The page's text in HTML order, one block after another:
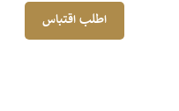
اطلب اقتباس